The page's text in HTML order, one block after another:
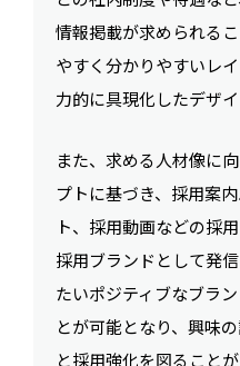
情報掲載が求められる
やすく分かりやすいレ
力的に具現化したデザイ
また、求める人材像に
プトに基づき、採用案
ト、採用動画などの採
採用ブランドとして発
たいポジティブなブラ
とが可能となり、興味
と採用強化を図ることが